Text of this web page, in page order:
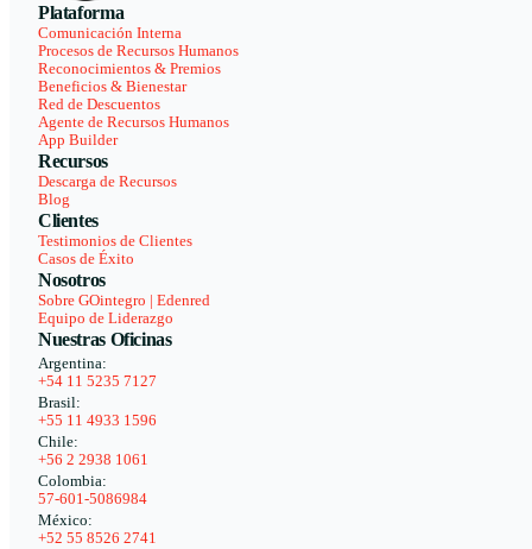
Plataforma
Comunicación Interna
Procesos de Recursos Humanos
Reconocimientos & Premios
Beneficios & Bienestar
Red de Descuentos
Agente de Recursos Humanos
App Builder
Recursos
Descarga de Recursos
Blog
Clientes
Testimonios de Clientes
Casos de Éxito
Nosotros
Sobre GOintegro | Edenred
Equipo de Liderazgo
Nuestras Oficinas
Argentina:
+54 11 5235 7127
Brasil:
+55 11 4933 1596
Chile:
+56 2 2938 1061
Colombia:
57-601-5086984
México:
+52 55 8526 2741